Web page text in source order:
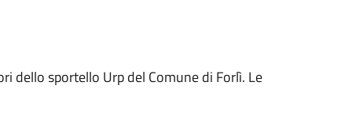
dello sportello Urp del Comune di Forlì. Le